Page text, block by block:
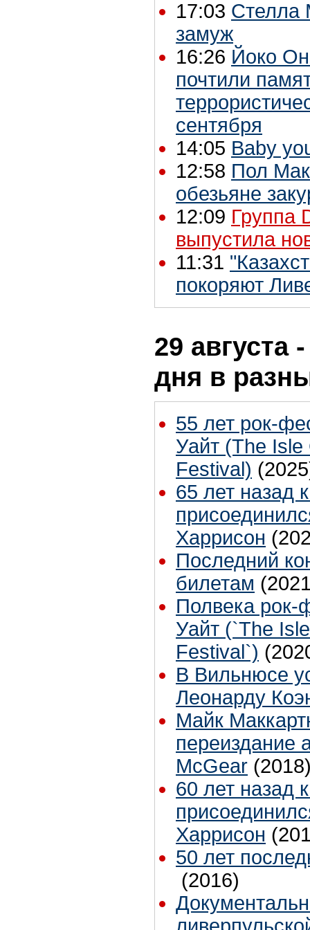
17:03 Стелла
замуж
16:26 Йоко
почтили
сентября
14:05 Baby
12:58 Пол
обезьяне
12:09 Группа
выпустила
11:31
покоряют
29 августа
дня в
55 лет рок-
Уайт (The Isle
Festival)
65 лет назад
Харрисон
Последний
билетам
Полвека рок-
Уайт (`The
Festival`)
В Вильнюсе
Леонарду
Майк
переиздание
McGear
60 лет назад
Харрисон
50 лет
(2016)